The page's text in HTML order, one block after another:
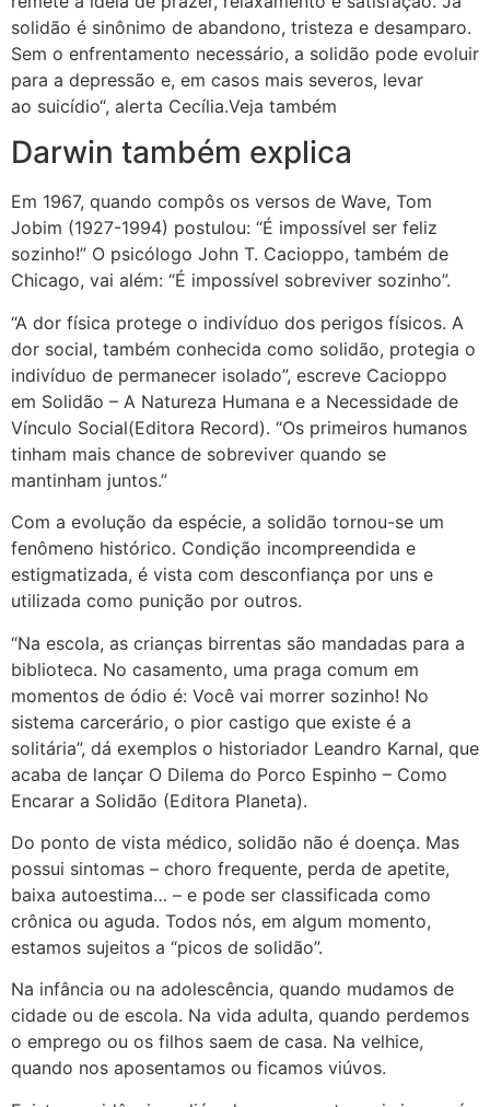
solidão é sinônimo de abandono, tristeza e desamparo.
Sem o enfrentamento necessário, a solidão pode evoluir
para a depressão e, em casos mais severos, levar
ao suicídio“, alerta Cecília.Veja também
Darwin também explica
Em 1967, quando compôs os versos de Wave, Tom
Jobim (1927-1994) postulou: “É impossível ser feliz
sozinho!” O psicólogo John T. Cacioppo, também de
Chicago, vai além: “É impossível sobreviver sozinho”.
“A dor física protege o indivíduo dos perigos físicos. A
dor social, também conhecida como solidão, protegia o
indivíduo de permanecer isolado”, escreve Cacioppo
em Solidão – A Natureza Humana e a Necessidade de
Vínculo Social(Editora Record). “Os primeiros humanos
tinham mais chance de sobreviver quando se
mantinham juntos.”
Com a evolução da espécie, a solidão tornou-se um
fenômeno histórico. Condição incompreendida e
estigmatizada, é vista com desconfiança por uns e
utilizada como punição por outros.
“Na escola, as crianças birrentas são mandadas para a
biblioteca. No casamento, uma praga comum em
momentos de ódio é: Você vai morrer sozinho! No
sistema carcerário, o pior castigo que existe é a
solitária”, dá exemplos o historiador Leandro Karnal, que
acaba de lançar O Dilema do Porco Espinho – Como
Encarar a Solidão (Editora Planeta).
Do ponto de vista médico, solidão não é doença. Mas
possui sintomas – choro frequente, perda de apetite,
baixa autoestima… – e pode ser classificada como
crônica ou aguda. Todos nós, em algum momento,
estamos sujeitos a “picos de solidão”.
Na infância ou na adolescência, quando mudamos de
cidade ou de escola. Na vida adulta, quando perdemos
o emprego ou os filhos saem de casa. Na velhice,
quando nos aposentamos ou ficamos viúvos.